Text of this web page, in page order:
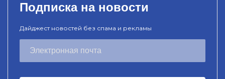
Подписка на новости
Дайджест новостей без спама и рекламы